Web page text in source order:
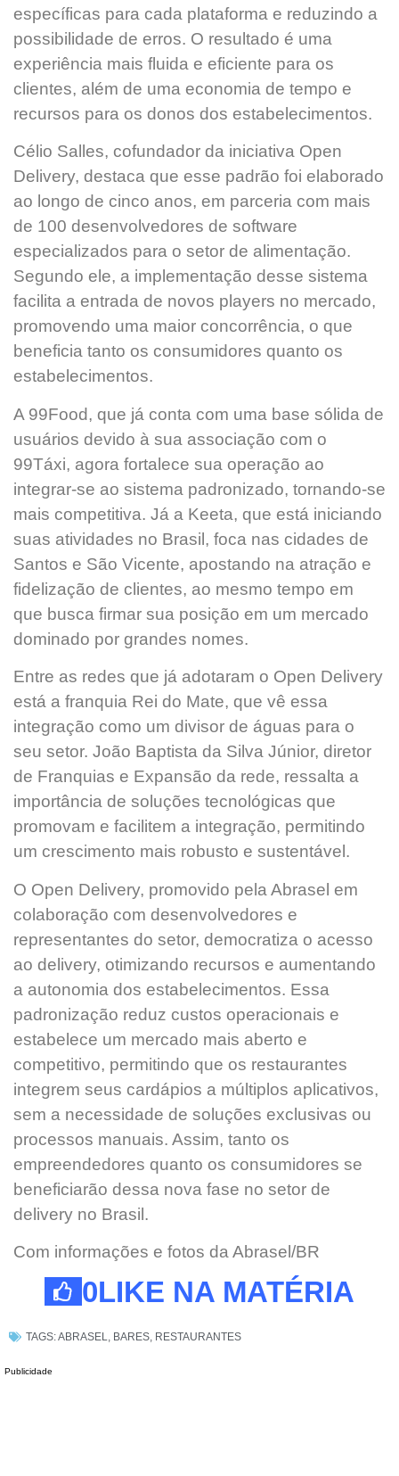
específicas para cada plataforma e reduzindo a
possibilidade de erros. O resultado é uma
experiência mais fluida e eficiente para os
clientes, além de uma economia de tempo e
recursos para os donos dos estabelecimentos.
Célio Salles, cofundador da iniciativa Open
Delivery, destaca que esse padrão foi elaborado
ao longo de cinco anos, em parceria com mais
de 100 desenvolvedores de software
especializados para o setor de alimentação.
Segundo ele, a implementação desse sistema
facilita a entrada de novos players no mercado,
promovendo uma maior concorrência, o que
beneficia tanto os consumidores quanto os
estabelecimentos.
A 99Food, que já conta com uma base sólida de
usuários devido à sua associação com o
99Táxi, agora fortalece sua operação ao
integrar-se ao sistema padronizado, tornando-se
mais competitiva. Já a Keeta, que está iniciando
suas atividades no Brasil, foca nas cidades de
Santos e São Vicente, apostando na atração e
fidelização de clientes, ao mesmo tempo em
que busca firmar sua posição em um mercado
dominado por grandes nomes.
Entre as redes que já adotaram o Open Delivery
está a franquia Rei do Mate, que vê essa
integração como um divisor de águas para o
seu setor. João Baptista da Silva Júnior, diretor
de Franquias e Expansão da rede, ressalta a
importância de soluções tecnológicas que
promovam e facilitem a integração, permitindo
um crescimento mais robusto e sustentável.
O Open Delivery, promovido pela Abrasel em
colaboração com desenvolvedores e
representantes do setor, democratiza o acesso
ao delivery, otimizando recursos e aumentando
a autonomia dos estabelecimentos. Essa
padronização reduz custos operacionais e
estabelece um mercado mais aberto e
competitivo, permitindo que os restaurantes
integrem seus cardápios a múltiplos aplicativos,
sem a necessidade de soluções exclusivas ou
processos manuais. Assim, tanto os
empreendedores quanto os consumidores se
beneficiarão dessa nova fase no setor de
delivery no Brasil.
Com informações e fotos da Abrasel/BR
0LIKE NA MATÉRIA
TAGS:ABRASEL, BARES, RESTAURANTES
Publicidade